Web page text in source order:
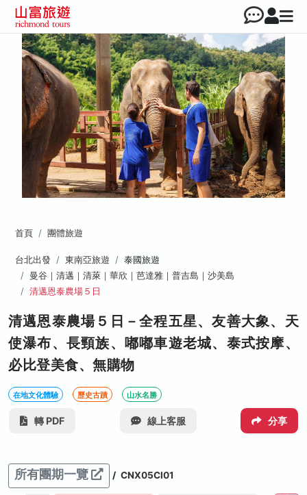
首頁 團體旅遊
台北出發 東南亞旅遊
泰國旅遊
曼谷｜清邁｜清萊｜華欣｜芭達雅｜普吉島｜沙美島
清邁恩泰農場５日
清邁恩泰農場５日－全程五星、友善大象、天
使瀑布、長頸族、嘟嘟車遊老城、泰式按摩、
必比登美食、無購物
在地文化體驗 歷史古蹟 山水名勝
轉 PDF 線上客服 分享
所有團期一覽 / CNX05CI01